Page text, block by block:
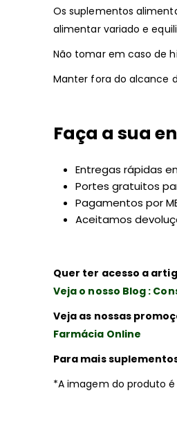
Os suplementos
alimentar variado e
Não tomar em caso de
Manter fora do alcance
Faça a sua
Entregas rápidas
Portes gratuitos
Pagamentos por
Aceitamos
Quer ter acesso a
Veja o nosso Blog :
Veja as nossas
Farmácia Online
Para mais
*A imagem do produto